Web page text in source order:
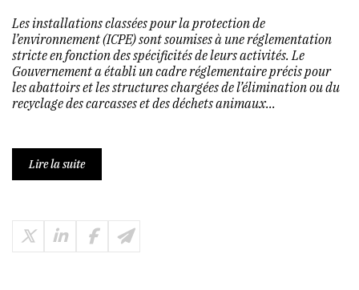
Les installations classées pour la protection de
l’environnement (ICPE) sont soumises à une réglementation
stricte en fonction des spécificités de leurs activités. Le
Gouvernement a établi un cadre réglementaire précis pour
les abattoirs et les structures chargées de l’élimination ou du
recyclage des carcasses et des déchets animaux...
Lire la suite